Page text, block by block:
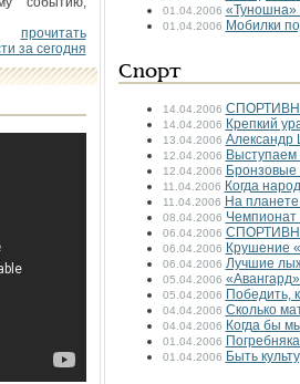
прочитать
за сегодня
01.04.2006 «Туношна»
01.04.2006 Мобилки
Спорт
14.04.2006
14.04.2006 Крепкий
13.04.2006 Александр
12.04.2006 Выступаем
12.04.2006 Бронзовые
11.04.2006 Когда
11.04.2006 На
08.04.2006 Чемпионат
06.04.2006
06.04.2006 Крушение
06.04.2006 Лучшие
05.04.2006
05.04.2006 Победить,
04.04.2006 Сколько
04.04.2006 Когда бы
01.04.2006
01.04.2006 Быть